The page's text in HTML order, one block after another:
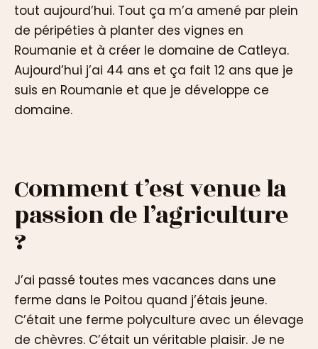
tout aujourd’hui. Tout ça m’a amené par plein
de péripéties à planter des vignes en
Roumanie et à créer le domaine de Catleya.
Aujourd’hui j’ai 44 ans et ça fait 12 ans que je
suis en Roumanie et que je développe ce
domaine.
Comment t’est venue la
passion de l’agriculture
?
J’ai passé toutes mes vacances dans une
ferme dans le Poitou quand j’étais jeune.
C’était une ferme polyculture avec un élevage
de chèvres. C’était un véritable plaisir. Je ne